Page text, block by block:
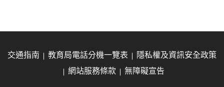
交通指南 教育局電話分機一覽表
隱私權及資訊安全政策
網站服務條款
無障礙宣告